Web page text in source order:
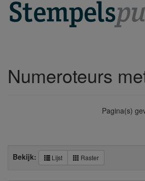
Numeroteurs
Pagina(s)
Bekijk: Lijst Raster